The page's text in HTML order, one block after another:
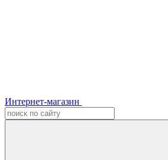
Интернет-магазин